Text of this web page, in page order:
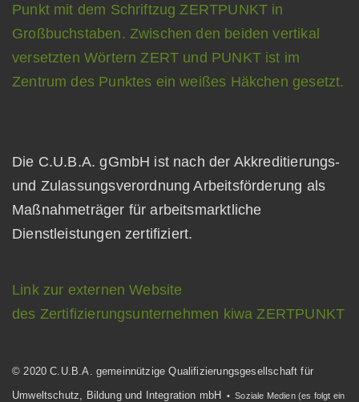
Die C.U.B.A. gGmbH ist nach der Akkreditierungs-
und Zulassungsverordnung Arbeitsförderung als
Maßnahmeträger für arbeitsmarktliche
Dienstleistungen zertifiziert.
Link zur externen Website
des Zertifizierungsunternehmen kiwa ZERTPUNKT
© 2020 C.U.B.A. gemeinnützige Qualifizierungsgesellschaft für
Umweltschutz, Bildung und Integration mbH
• Soziale Medien (es folgt ein